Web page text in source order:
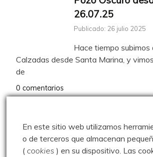
26.07.25
Publicado: 26 julio 2025
Hace tiempo subimos
Calzadas desde Santa Marina, y
de
0 comentarios
Condes –
Publicado: 8 mayo 2010
En este sitio web utilizamos
o de terceros que almacenan
(cookies ) en su dispositivo. Las